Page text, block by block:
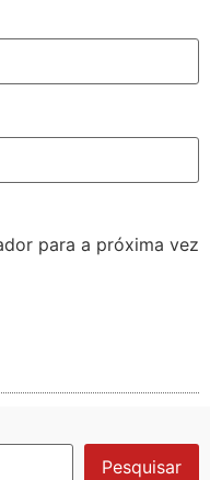
para a próxima vez
Pesquisar